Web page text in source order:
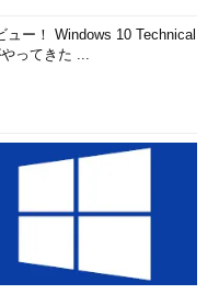
ュー！ Windows 10 Technical
ってきた ...